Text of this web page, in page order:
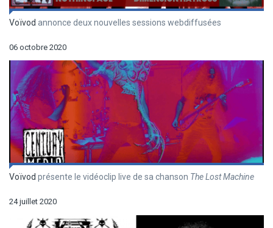
Voïvod annonce deux nouvelles sessions webdiffusées
06 octobre 2020
Voïvod présente le vidéoclip live de sa chanson The Lost Machine
24 juillet 2020